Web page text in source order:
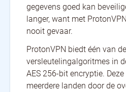
gegevens goed kan
langer, want met
nooit gevaar.
ProtonVPN biedt één van
versleutelingalgoritmes in
AES 256-bit encryptie.
meerdere landen door de